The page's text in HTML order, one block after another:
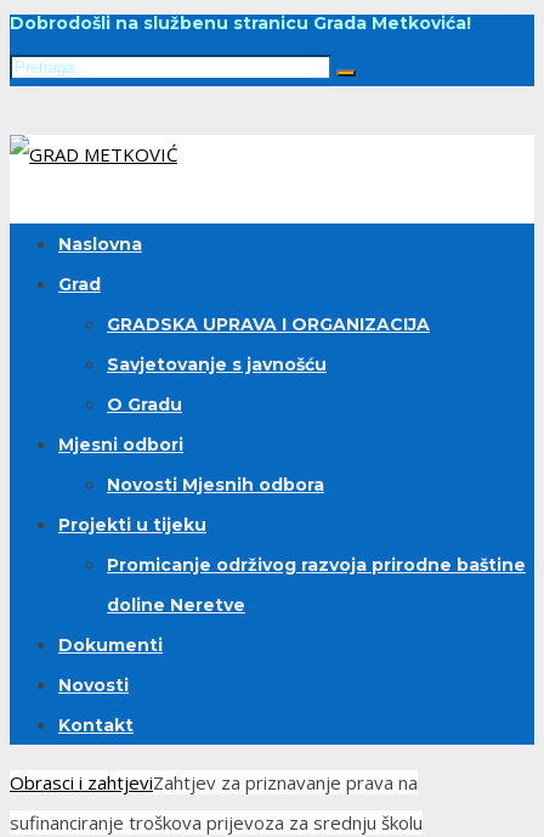
Dobrodošli na službenu stranicu Grada Metkovića!
Naslovna
Grad
GRADSKA UPRAVA I ORGANIZACIJA
Savjetovanje s javnošću
O Gradu
Mjesni odbori
Novosti Mjesnih odbora
Projekti u tijeku
Promicanje održivog razvoja prirodne baštine
doline Neretve
Dokumenti
Novosti
Kontakt
Obrasci i zahtjeviZahtjev za priznavanje prava na
sufinanciranje troškova prijevoza za srednju školu